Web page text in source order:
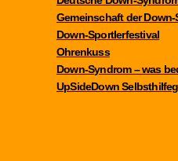
Gemeinschaft der
Down-Sportlerfestival
Ohrenkuss
Down-Syndrom – was
UpSideDown